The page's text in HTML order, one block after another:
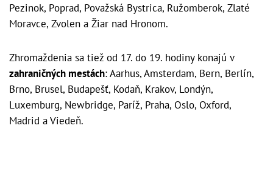
Pezinok, Poprad, Považská Bystrica, Ružomberok, Zlaté
Moravce, Zvolen a Žiar nad Hronom.
Zhromaždenia sa tiež od 17. do 19. hodiny konajú v
zahraničných mestách: Aarhus, Amsterdam, Bern, Berlín,
Brno, Brusel, Budapešť, Kodaň, Krakov, Londýn,
Luxemburg, Newbridge, Paríž, Praha, Oslo, Oxford,
Madrid a Viedeň.